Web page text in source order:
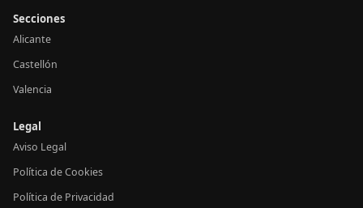
Secciones
Alicante
Castellón
Valencia
Legal
Aviso Legal
Política de Cookies
Política de Privacidad